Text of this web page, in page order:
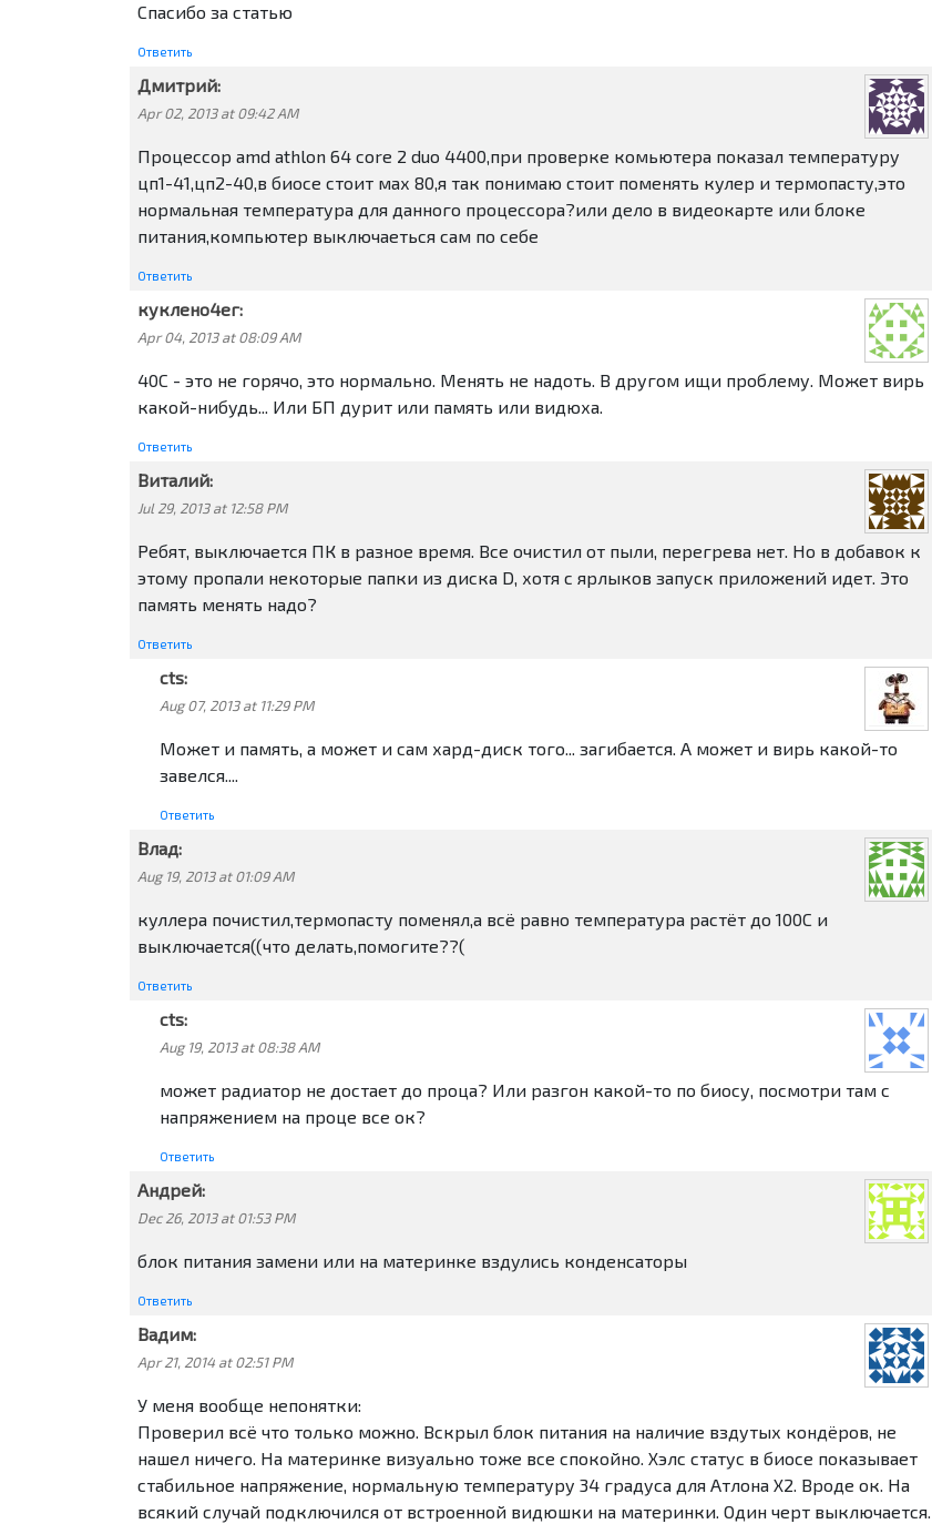
Спасибо за статью
Ответить
Дмитрий:
Apr 02, 2013 at 09:42 AM
Процессор amd athlon 64 core 2 duo 4400,при проверке комьютера показал температуру
цп1-41,цп2-40,в биосе стоит мах 80,я так понимаю стоит поменять кулер и термопасту,это
нормальная температура для данного процессора?или дело в видеокарте или блоке
питания,компьютер выключаеться сам по себе
Ответить
куклено4ег:
Apr 04, 2013 at 08:09 AM
40С - это не горячо, это нормально. Менять не надоть. В другом ищи проблему. Может вирь
какой-нибудь... Или БП дурит или память или видюха.
Ответить
Виталий:
Jul 29, 2013 at 12:58 PM
Ребят, выключается ПК в разное время. Все очистил от пыли, перегрева нет. Но в добавок к
этому пропали некоторые папки из диска D, хотя с ярлыков запуск приложений идет. Это
память менять надо?
Ответить
cts:
Aug 07, 2013 at 11:29 PM
Может и память, а может и сам хард-диск того... загибается. А может и вирь какой-то
завелся....
Ответить
Влад:
Aug 19, 2013 at 01:09 AM
куллера почистил,термопасту поменял,а всё равно температура растёт до 100С и
выключается((что делать,помогите??(
Ответить
cts:
Aug 19, 2013 at 08:38 AM
может радиатор не достает до проца? Или разгон какой-то по биосу, посмотри там с
напряжением на проце все ок?
Ответить
Андрей:
Dec 26, 2013 at 01:53 PM
блок питания замени или на материнке вздулись конденсаторы
Ответить
Вадим:
Apr 21, 2014 at 02:51 PM
У меня вообще непонятки:
Проверил всё что только можно. Вскрыл блок питания на наличие вздутых кондёров, не
нашел ничего. На материнке визуально тоже все спокойно. Хэлс статус в биосе показывает
стабильное напряжение, нормальную температуру 34 градуса для Атлона X2. Вроде ок. На
всякий случай подключился от встроенной видюшки на материнки. Один черт выключается.